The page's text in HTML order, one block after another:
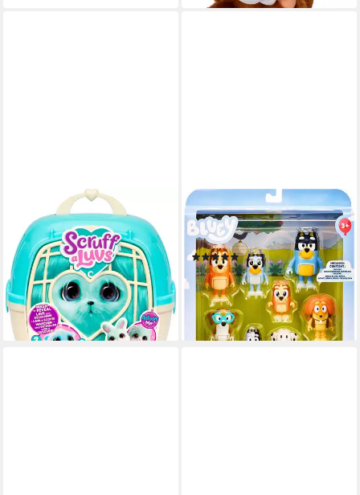
Plüschfigur Scruff-a-Luvs,
Haustier
ab 18,73 € UVP22,99 €
-19%
lieferbar - in 3-4 Werktagen bei dir
MOOSE
Spielfigur Bluey & Familie 8er
Mega-Pack
(2)
ab 27,98 €
lieferbar - in 3-4 Werktagen bei dir